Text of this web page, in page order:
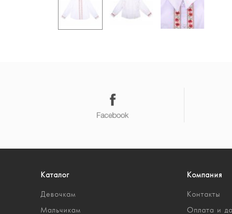
Каталог
Девочкам
Мальчикам
Компания
Контакты
Оплата и